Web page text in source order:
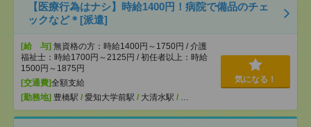
【医療行為はナシ】時給1400円！病院で備品のチェ
ックなど＊[派遣]
[給 与] 無資格の方：時給1400円～1750円 / 介護
福祉士：時給1700円～2125円 / 初任者以上：時給
1500円～1875円
[交通費]全額支給
[勤務地] 豊橋駅 / 愛知大学前駅 / 大清水駅 / …
気になる！